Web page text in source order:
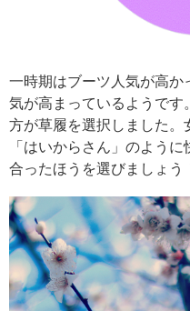
一時期はブーツ人気が高か
気が高まっているようで
方が草履を選択しました。
「はいからさん」のよう
合ったほうを選びましょう